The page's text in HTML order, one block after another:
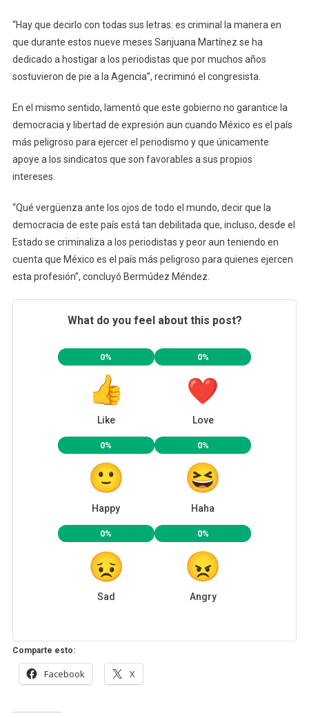
“Hay que decirlo con todas sus letras: es criminal la manera en
que durante estos nueve meses Sanjuana Martínez se ha
dedicado a hostigar a los periodistas que por muchos años
sostuvieron de pie a la Agencia”, recriminó el congresista.
En el mismo sentido, lamentó que este gobierno no garantice la
democracia y libertad de expresión aun cuando México es el país
más peligroso para ejercer el periodismo y que únicamente
apoye a los sindicatos que son favorables a sus propios
intereses.
“Qué vergüenza ante los ojos de todo el mundo, decir que la
democracia de este país está tan debilitada que, incluso, desde el
Estado se criminaliza a los periodistas y peor aun teniendo en
cuenta que México es el país más peligroso para quienes ejercen
esta profesión”, concluyó Bermúdez Méndez.
What do you feel about this post?
0%
Like
0%
Love
0%
Happy
0%
Haha
0%
Sad
0%
Angry
Comparte esto:
Facebook X